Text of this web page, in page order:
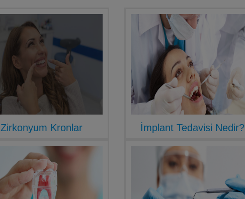
Zirkonyum Kronlar İmplant Tedavisi Nedir?